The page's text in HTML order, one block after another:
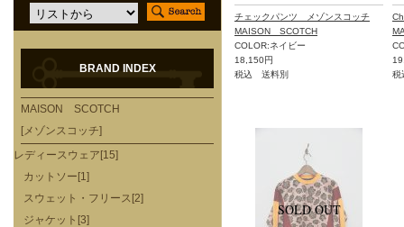
チェックパンツ メゾンスコッチ
MAISON SCOTCH
COLOR:ネイビー
18,150円
税込 送料別
税
BRAND INDEX
MAISON SCOTCH
[メゾンスコッチ]
レディースウェア[15]
カットソー[1]
スウェット・フリース[2]
ジャケット[3]